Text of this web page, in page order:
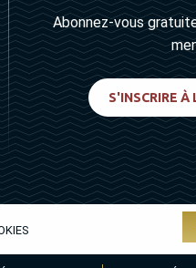
Abonnez-vous
S'INSCRIRE À